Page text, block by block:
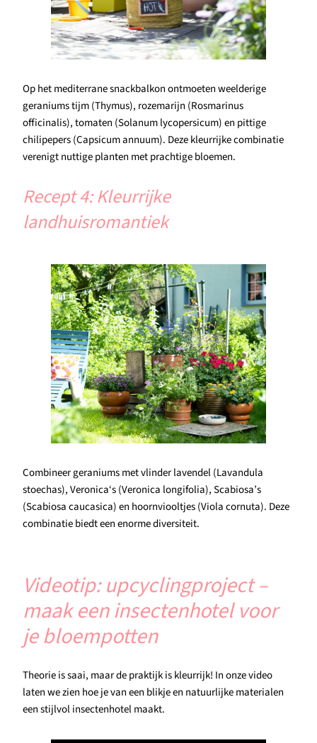
Op het mediterrane snackbalkon ontmoeten weelderige
geraniums tijm (Thymus), rozemarijn (Rosmarinus
officinalis), tomaten (Solanum lycopersicum) en pittige
chilipepers (Capsicum annuum). Deze kleurrijke combinatie
verenigt nuttige planten met prachtige bloemen.
Recept 4: Kleurrijke
landhuisromantiek
Combineer geraniums met vlinder lavendel (Lavandula
stoechas), Veronica‘s (Veronica longifolia), Scabiosa’s
(Scabiosa caucasica) en hoornviooltjes (Viola cornuta). Deze
combinatie biedt een enorme diversiteit.
Videotip: upcyclingproject –
maak een insectenhotel voor
je bloempotten
Theorie is saai, maar de praktijk is kleurrijk! In onze video
laten we zien hoe je van een blikje en natuurlijke materialen
een stijlvol insectenhotel maakt.